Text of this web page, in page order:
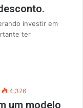
investir em
ter
4,376
um modelo